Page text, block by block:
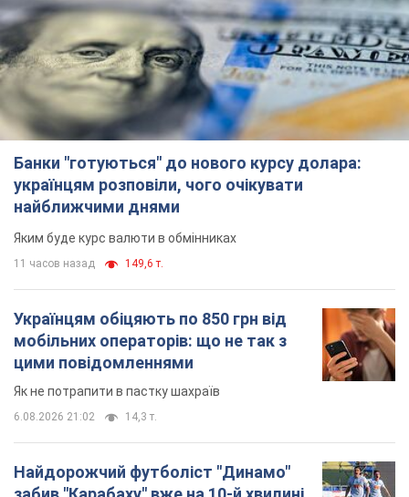
Банки "готуються" до нового курсу долара:
українцям розповіли, чого очікувати
найближчими днями
Яким буде курс валюти в обмінниках
11 часов назад 149,6 т.
Українцям обіцяють по 850 грн від
мобільних операторів: що не так з
цими повідомленнями
Як не потрапити в пастку шахраїв
6.08.2026 21:02 14,3 т.
Найдорожчий футболіст "Динамо"